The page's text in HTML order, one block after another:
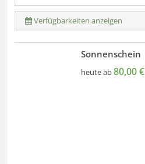
Verfügbarkeiten anzeigen
Sonnenschein
heute ab80,00 €